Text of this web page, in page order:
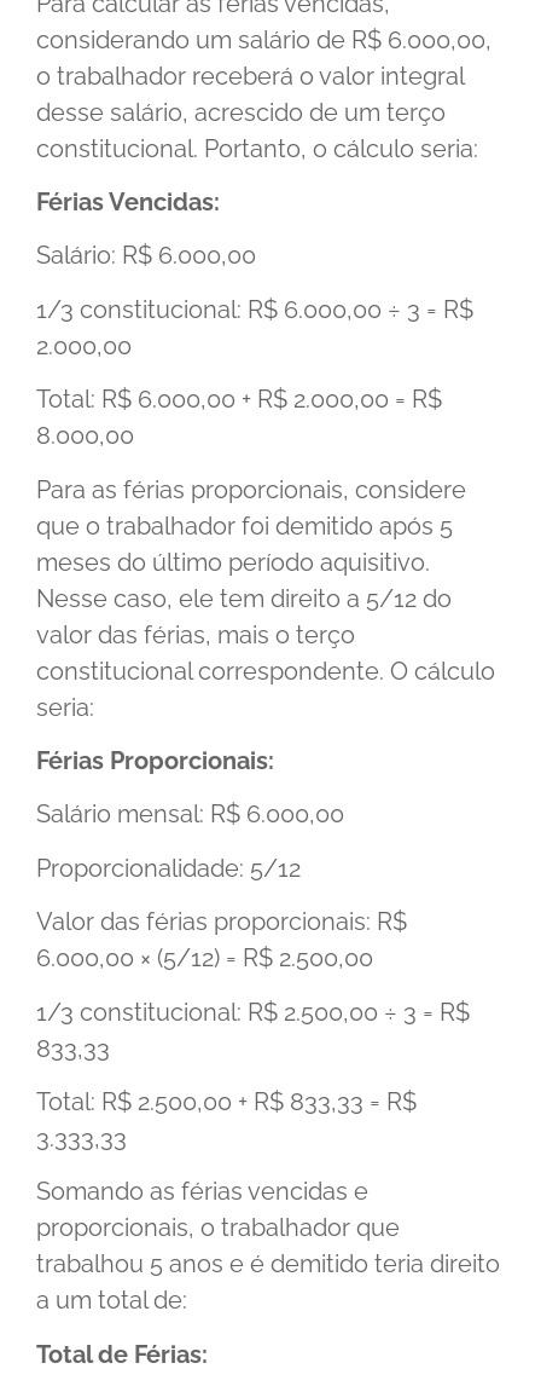
considerando um salário de R$ 6.000,00,
o trabalhador receberá o valor integral
desse salário, acrescido de um terço
constitucional. Portanto, o cálculo seria:
Férias Vencidas:
Salário: R$ 6.000,00
1/3 constitucional: R$ 6.000,00 ÷ 3 = R$
2.000,00
Total: R$ 6.000,00 + R$ 2.000,00 = R$
8.000,00
Para as férias proporcionais, considere
que o trabalhador foi demitido após 5
meses do último período aquisitivo.
Nesse caso, ele tem direito a 5/12 do
valor das férias, mais o terço
constitucional correspondente. O cálculo
seria:
Férias Proporcionais:
Salário mensal: R$ 6.000,00
Proporcionalidade: 5/12
Valor das férias proporcionais: R$
6.000,00 × (5/12) = R$ 2.500,00
1/3 constitucional: R$ 2.500,00 ÷ 3 = R$
833,33
Total: R$ 2.500,00 + R$ 833,33 = R$
3.333,33
Somando as férias vencidas e
proporcionais, o trabalhador que
trabalhou 5 anos e é demitido teria direito
a um total de:
Total de Férias: